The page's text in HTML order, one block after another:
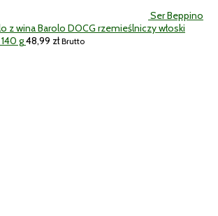
Ser Beppino
z wina Barolo DOCG rzemieślniczy włoski
g48,99 zł Brutto